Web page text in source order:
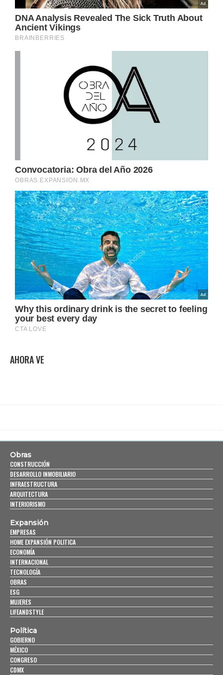
AHORA VE
Obras
CONSTRUCCIÓN
DESARROLLO INMOBILIARIO
INFRAESTRUCTURA
ARQUITECTURA
INTERIORISMO
Expansión
EMPRESAS
HOME EXPANSIÓN POLITICA
ECONOMÍA
INTERNACIONAL
TECNOLOGÍA
OBRAS
ESG
MUJERES
LIFEANDSTYLE
Política
GOBIERNO
MÉXICO
CONGRESO
CDMX